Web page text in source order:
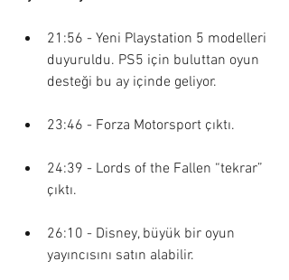
21:56 - Yeni Playstation 5 modelleri
duyuruldu. PS5 için buluttan oyun
desteği bu ay içinde geliyor.
23:46 - Forza Motorsport çıktı.
24:39 - Lords of the Fallen “tekrar”
çıktı.
26:10 - Disney, büyük bir oyun
yayıncısını satın alabilir.